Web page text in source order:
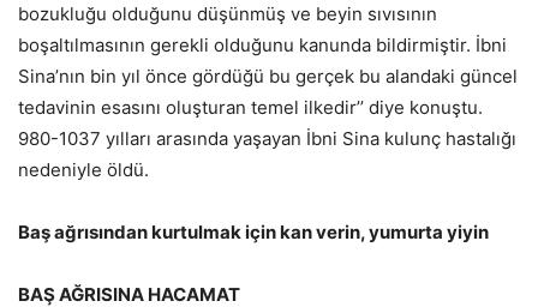
bozukluğu olduğunu düşünmüş ve beyin sıvısının
boşaltılmasının gerekli olduğunu kanunda bildirmiştir. İbni
Sina’nın bin yıl önce gördüğü bu gerçek bu alandaki güncel
tedavinin esasını oluşturan temel ilkedir’’ diye konuştu.
980-1037 yılları arasında yaşayan İbni Sina kulunç hastalığı
nedeniyle öldü.
Baş ağrısından kurtulmak için kan verin, yumurta yiyin
BAŞ AĞRISINA HACAMAT